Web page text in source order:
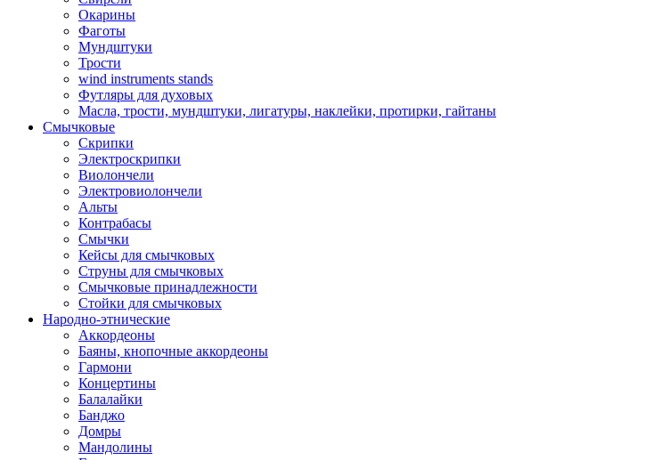
Окарины
Фаготы
Мундштуки
Трости
wind instruments stands
Футляры для духовых
Масла, трости, мундштуки, лигатуры, наклейки, протирки, гайтаны
Смычковые
Скрипки
Электроскрипки
Виолончели
Электровиолончели
Альты
Контрабасы
Смычки
Кейсы для смычковых
Струны для смычковых
Смычковые принадлежности
Стойки для смычковых
Народно-этнические
Аккордеоны
Баяны, кнопочные аккордеоны
Гармони
Концертины
Балалайки
Банджо
Домры
Мандолины